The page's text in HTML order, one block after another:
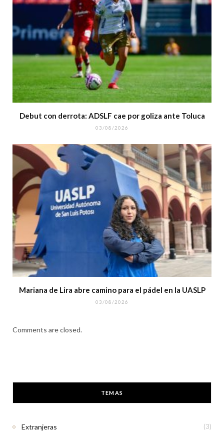
Debut con derrota: ADSLF cae por goliza ante Toluca
03/08/2026
Mariana de Lira abre camino para el pádel en la UASLP
03/08/2026
Comments are closed.
TEMAS
Extranjeras (3)